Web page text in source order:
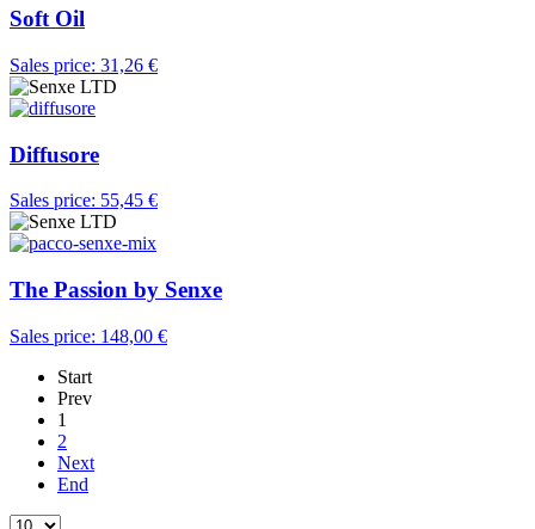
Soft Oil
Sales price: 31,26 €
Diffusore
Sales price: 55,45 €
The Passion by Senxe
Sales price: 148,00 €
Start
Prev
1
2
Next
End